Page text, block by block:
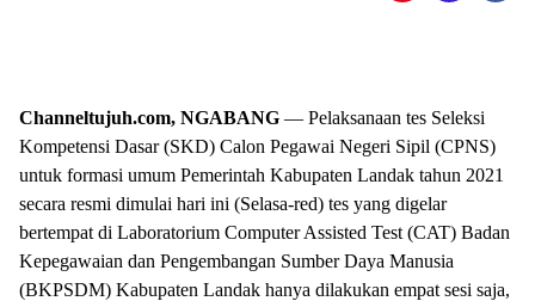
Channeltujuh.com, NGABANG — Pelaksanaan tes Seleksi
Kompetensi Dasar (SKD) Calon Pegawai Negeri Sipil (CPNS)
untuk formasi umum Pemerintah Kabupaten Landak tahun 2021
secara resmi dimulai hari ini (Selasa-red) tes yang digelar
bertempat di Laboratorium Computer Assisted Test (CAT) Badan
Kepegawaian dan Pengembangan Sumber Daya Manusia
(BKPSDM) Kabupaten Landak hanya dilakukan empat sesi saja,